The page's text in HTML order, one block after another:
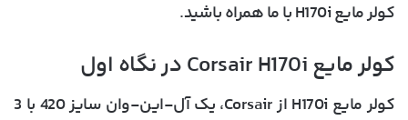
کولر مایع H170i با ما همراه باشید.
کولر مایع Corsair H170i در نگاه اول
کولر مایع H170i از Corsair، یک آل-این-وان سایز 420 با 3